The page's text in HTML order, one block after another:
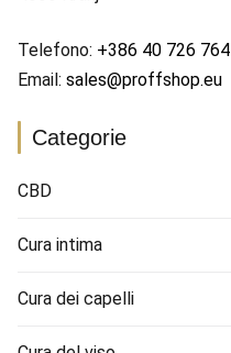
Telefono: +386 40 726 764
Email: sales@proffshop.eu
Categorie
CBD
Cura intima
Cura dei capelli